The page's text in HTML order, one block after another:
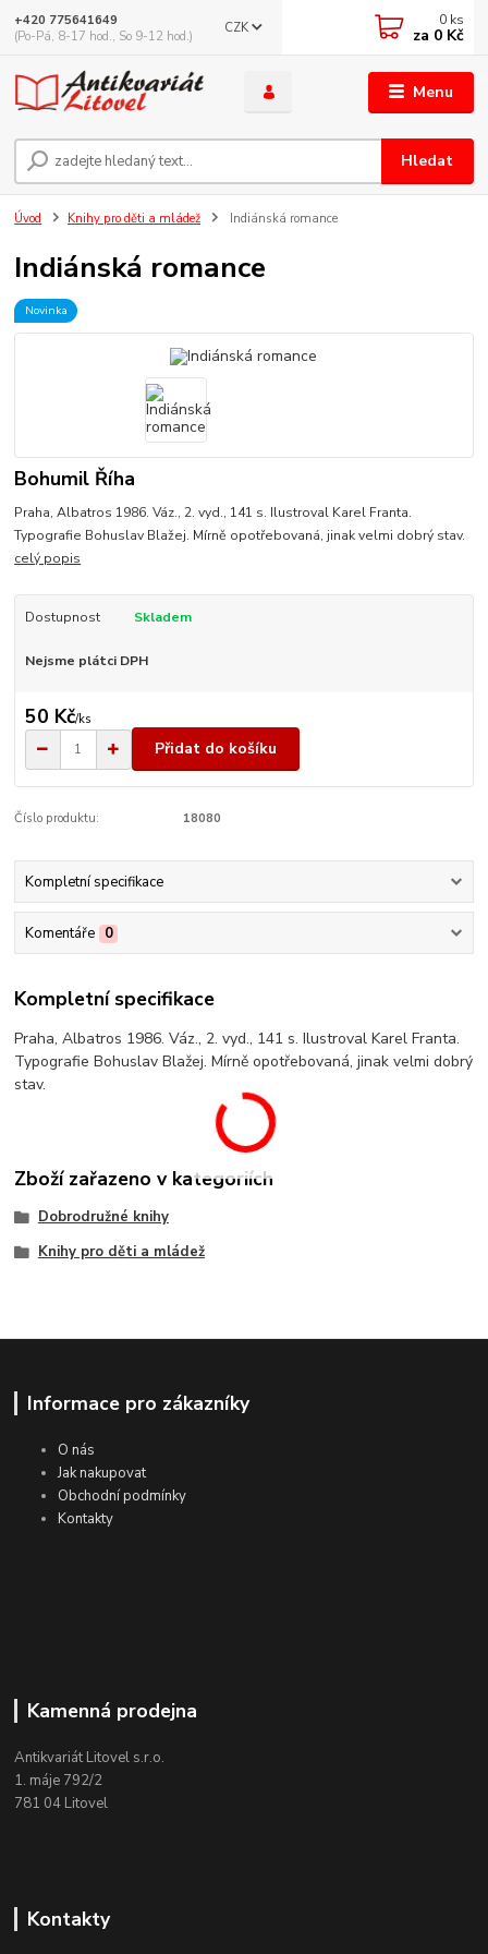
Menu
CZK
Hledat
+420 775641649
(Po-Pá, 8-17 hod., So 9-12 hod.)
0 ks
za 0 Kč
Úvod Knihy pro děti a mládež Indiánská romance
Indiánská romance
Novinka
Bohumil Říha
Praha, Albatros 1986. Váz., 2. vyd., 141 s. Ilustroval Karel Franta.
Typografie Bohuslav Blažej. Mírně opotřebovaná, jinak velmi dobrý stav.
celý popis
Dostupnost Skladem
Nejsme plátci DPH
50 Kč/ks
Přidat do košíku
Číslo produktu: 18080
Kompletní specifikace
Komentáře 0
Kompletní specifikace
Praha, Albatros 1986. Váz., 2. vyd., 141 s. Ilustroval Karel Franta.
Typografie Bohuslav Blažej. Mírně opotřebovaná, jinak velmi dobrý
stav.
Zboží zařazeno v kategoriích
Dobrodružné knihy
Knihy pro děti a mládež
Informace pro zákazníky
O nás
Jak nakupovat
Obchodní podmínky
Kontakty
Kamenná prodejna
Antikvariát Litovel s.r.o.
1. máje 792/2
781 04 Litovel
Kontakty